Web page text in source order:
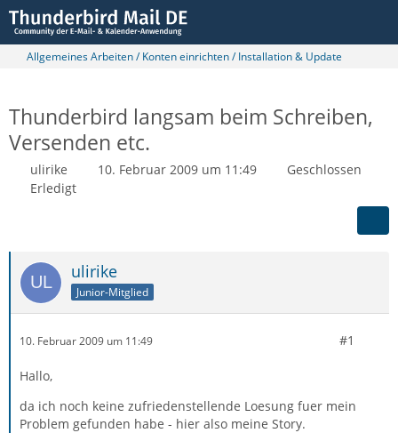
Allgemeines Arbeiten / Konten einrichten / Installation & Update
Thunderbird langsam beim Schreiben,
Versenden etc.
ulirike 10. Februar 2009 um 11:49
Geschlossen
Erledigt
ulirike
Junior-Mitglied
10. Februar 2009 um 11:49 #1
Hallo,
da ich noch keine zufriedenstellende Loesung fuer mein
Problem gefunden habe - hier also meine Story.